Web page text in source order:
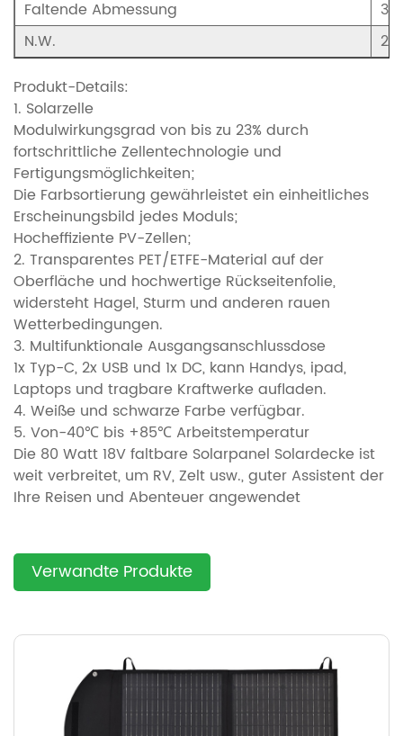
Faltende Abmessung
N.W.
Produkt-Details:
1. Solarzelle
Modulwirkungsgrad von bis zu 23% durch
fortschrittliche Zellentechnologie und
Fertigungsmöglichkeiten;
Die Farbsortierung gewährleistet ein einheitliches
Erscheinungsbild jedes Moduls;
Hocheffiziente PV-Zellen;
2. Transparentes PET/ETFE-Material auf der
Oberfläche und hochwertige Rückseitenfolie,
widersteht Hagel, Sturm und anderen rauen
Wetterbedingungen.
3. Multifunktionale Ausgangsanschlussdose
1x Typ-C, 2x USB und 1x DC, kann Handys, ipad,
Laptops und tragbare Kraftwerke aufladen.
4. Weiße und schwarze Farbe verfügbar.
5. Von-40℃ bis +85℃ Arbeitstemperatur
Die 80 Watt 18V faltbare Solarpanel Solardecke ist
weit verbreitet, um RV, Zelt usw., guter Assistent der
Ihre Reisen und Abenteuer angewendet
Verwandte Produkte